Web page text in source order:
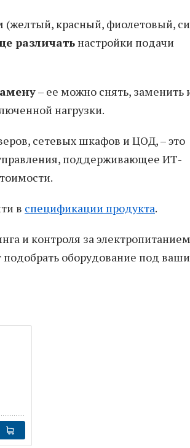
(желтый, красный, фиолетовый,
различать настройки подачи
– ее можно снять, заменить
нагрузки.
сетевых шкафов и ЦОД, – это
поддерживающее ИТ-
в спецификации продукта.
и контроля за
оборудование под ваши